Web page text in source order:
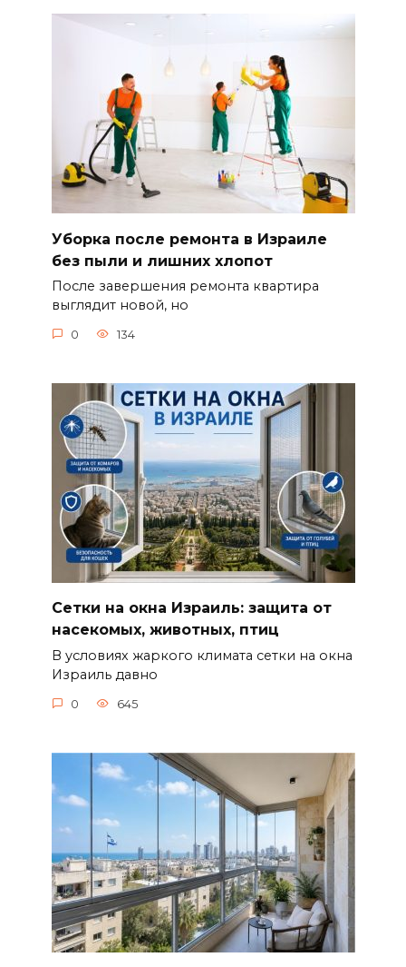
Уборка после ремонта в Израиле
без пыли и лишних хлопот
После завершения ремонта квартира
выглядит новой, но
0 134
Сетки на окна Израиль: защита от
насекомых, животных, птиц
В условиях жаркого климата сетки на окна
Израиль давно
0 645